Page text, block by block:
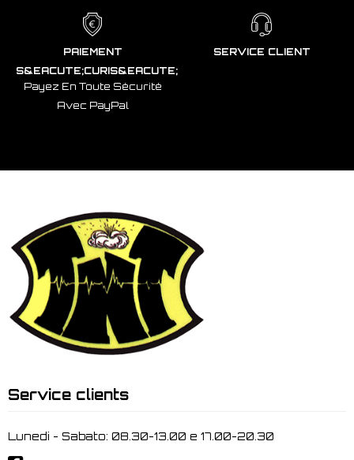
PAIEMENT
S&EACUTE;CURIS&EACUTE;
Payez En Toute Sécurité
Avec PayPal
SERVICE CLIENT
Service clients
Lunedi - Sabato: 08.30-13.00 e 17.00-20.30